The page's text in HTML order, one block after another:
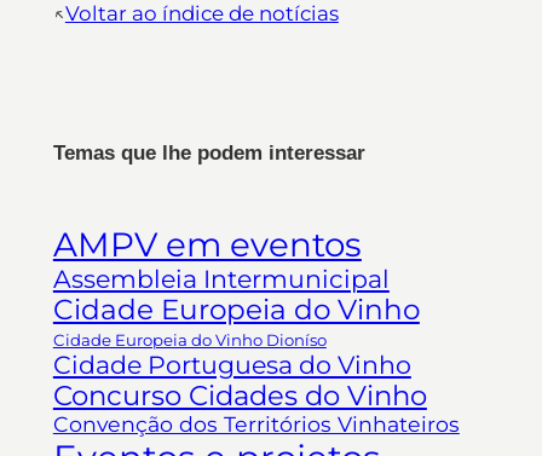
↖︎Voltar ao índice de notícias
Temas que lhe podem interessar
AMPV em eventos
Assembleia Intermunicipal
Cidade Europeia do Vinho
Cidade Europeia do Vinho Dioníso
Cidade Portuguesa do Vinho
Concurso Cidades do Vinho
Convenção dos Territórios Vinhateiros